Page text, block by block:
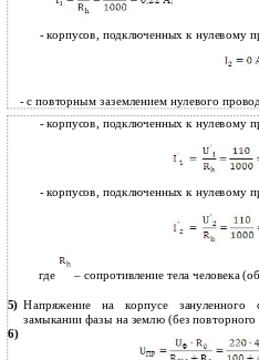
- корпусов, подключенных к нулевому
- с повторным заземлением нулевого
- корпусов, подключенных к нулевому
- корпусов, подключенных к нулевому
где – сопротивление тела человека
5) Напряжение на корпусе зануленного
замыкании фазы на землю (без повторного
6)